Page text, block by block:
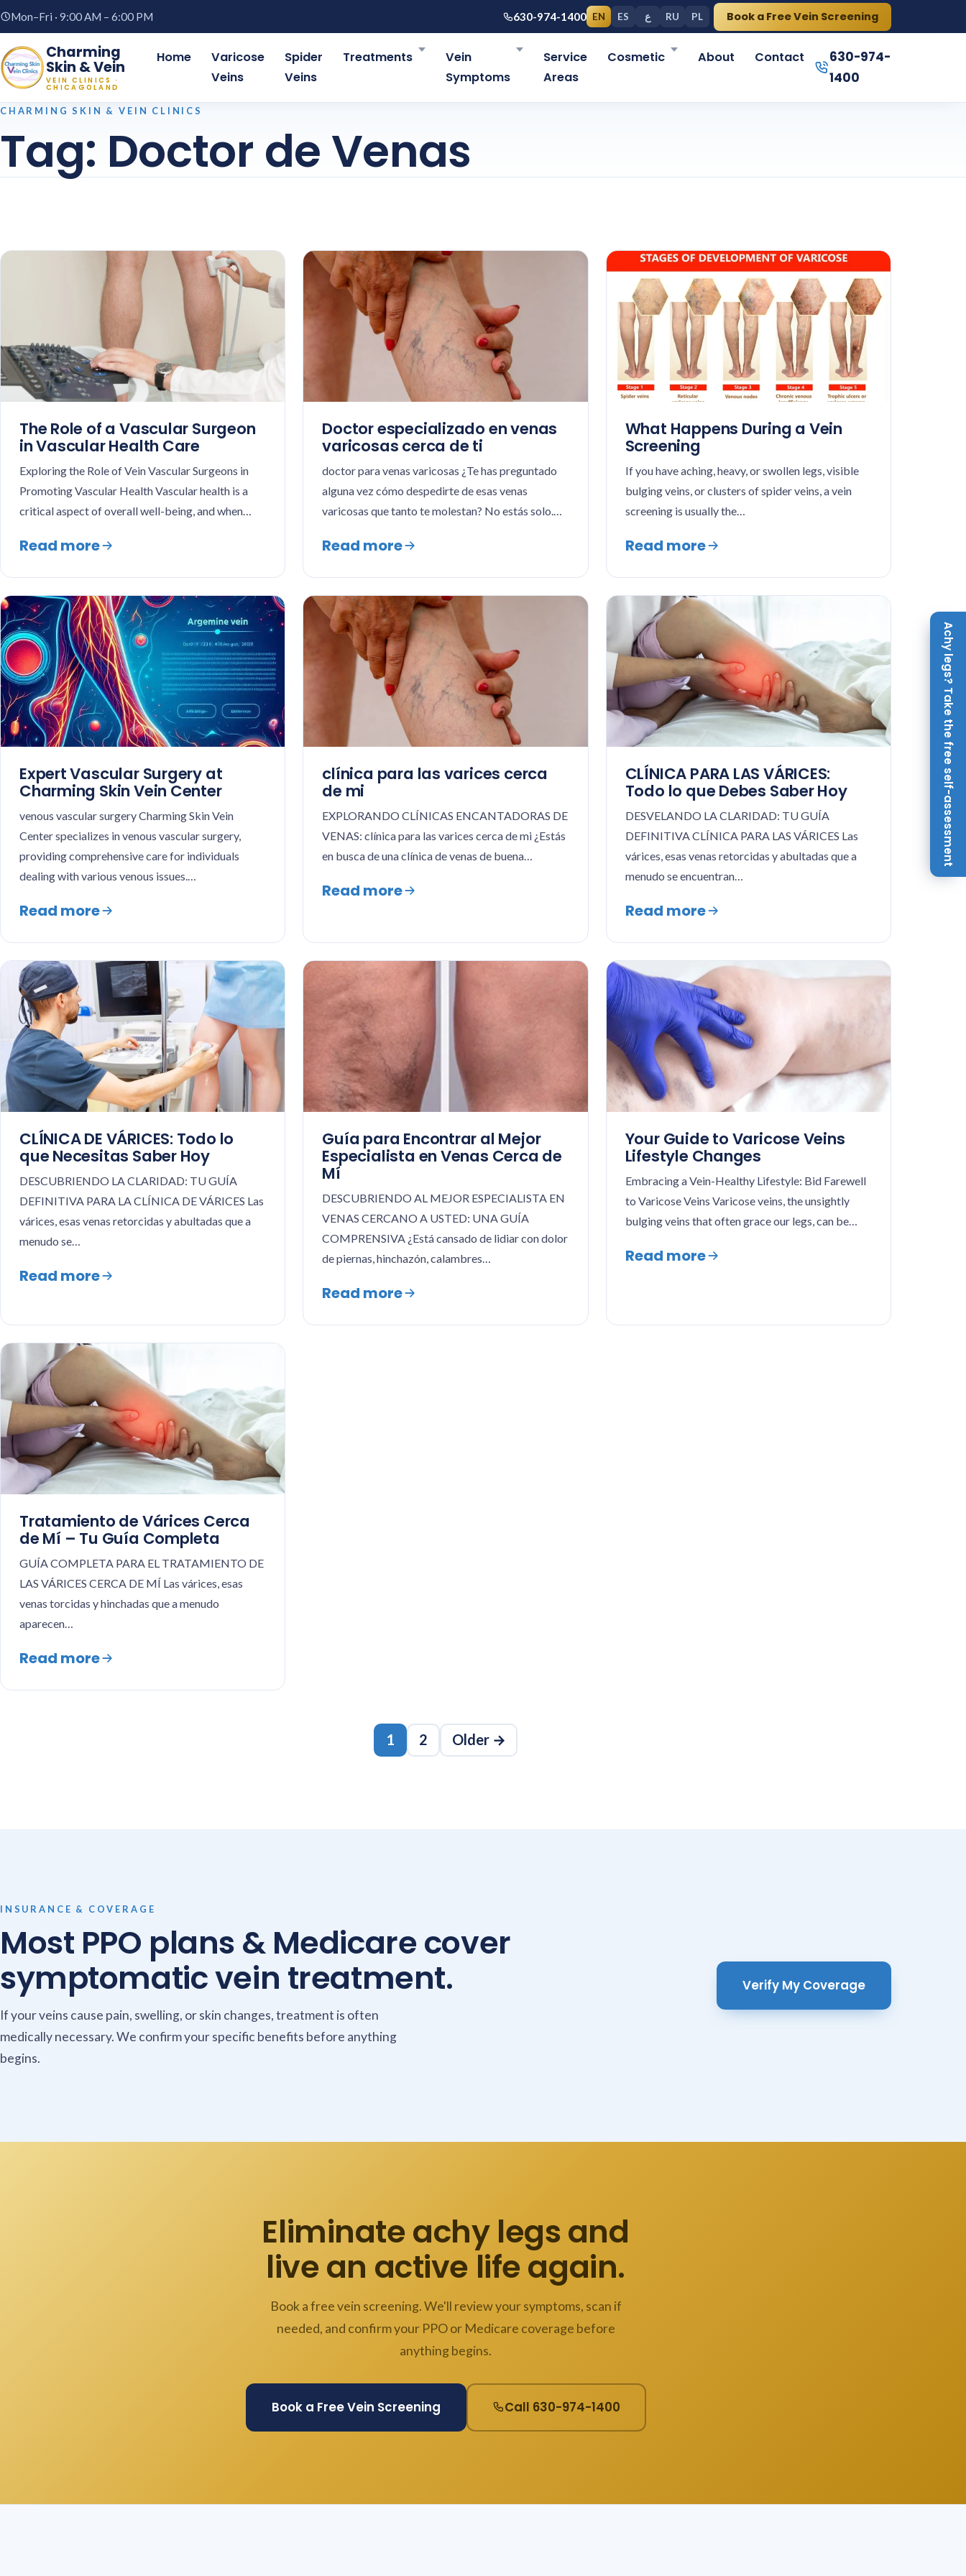
Mon–Fri · 9:00 AM – 6:00 PM 630-974-1400 EN ES ع RU PL Book a Free Vein Screening
Charming
Skin & Vein
VEIN CLINICS ·
CHICAGOLAND
Home
Varicose
Veins
Spider
Veins
Treatments
Vein
Symptoms
Service
Areas
Cosmetic About Contact
630-974-
1400
CHARMING SKIN & VEIN CLINICS
Tag: Doctor de Venas
The Role of a Vascular Surgeon
in Vascular Health Care
Exploring the Role of Vein Vascular Surgeons in
Promoting Vascular Health Vascular health is a
critical aspect of overall well-being, and when…
Read more
Doctor especializado en venas
varicosas cerca de ti
doctor para venas varicosas ¿Te has preguntado
alguna vez cómo despedirte de esas venas
varicosas que tanto te molestan? No estás solo.…
Read more
What Happens During a Vein
Screening
If you have aching, heavy, or swollen legs, visible
bulging veins, or clusters of spider veins, a vein
screening is usually the…
Read more
Expert Vascular Surgery at
Charming Skin Vein Center
venous vascular surgery Charming Skin Vein
Center specializes in venous vascular surgery,
providing comprehensive care for individuals
dealing with various venous issues.…
Read more
clínica para las varices cerca
de mi
EXPLORANDO CLÍNICAS ENCANTADORAS DE
VENAS: clínica para las varices cerca de mi ¿Estás
en busca de una clínica de venas de buena…
Read more
CLÍNICA PARA LAS VÁRICES:
Todo lo que Debes Saber Hoy
DESVELANDO LA CLARIDAD: TU GUÍA
DEFINITIVA CLÍNICA PARA LAS VÁRICES Las
várices, esas venas retorcidas y abultadas que a
menudo se encuentran…
Read more
CLÍNICA DE VÁRICES: Todo lo
que Necesitas Saber Hoy
DESCUBRIENDO LA CLARIDAD: TU GUÍA
DEFINITIVA PARA LA CLÍNICA DE VÁRICES Las
várices, esas venas retorcidas y abultadas que a
menudo se…
Read more
Guía para Encontrar al Mejor
Especialista en Venas Cerca de
Mí
DESCUBRIENDO AL MEJOR ESPECIALISTA EN
VENAS CERCANO A USTED: UNA GUÍA
COMPRENSIVA ¿Está cansado de lidiar con dolor
de piernas, hinchazón, calambres…
Read more
Your Guide to Varicose Veins
Lifestyle Changes
Embracing a Vein-Healthy Lifestyle: Bid Farewell
to Varicose Veins Varicose veins, the unsightly
bulging veins that often grace our legs, can be…
Read more
Tratamiento de Várices Cerca
de Mí – Tu Guía Completa
GUÍA COMPLETA PARA EL TRATAMIENTO DE
LAS VÁRICES CERCA DE MÍ Las várices, esas
venas torcidas y hinchadas que a menudo
aparecen…
Read more
1 2 Older →
INSURANCE & COVERAGE
Most PPO plans & Medicare cover
symptomatic vein treatment.
If your veins cause pain, swelling, or skin changes, treatment is often
medically necessary. We confirm your specific benefits before anything
begins.
Verify My Coverage
Eliminate achy legs and
live an active life again.
Book a free vein screening. We'll review your symptoms, scan if
needed, and confirm your PPO or Medicare coverage before
anything begins.
Book a Free Vein Screening Call 630-974-1400
Achy legs? Take the free self-assessment